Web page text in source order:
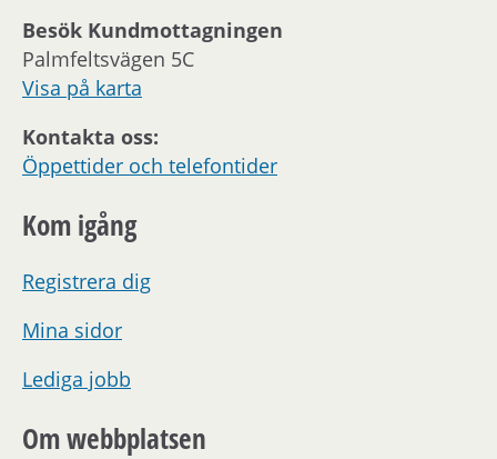
Besök Kundmottagningen
Palmfeltsvägen 5C
Visa på karta
Kontakta oss:
Öppettider och telefontider
Kom igång
Registrera dig
Mina sidor
Lediga jobb
Om webbplatsen